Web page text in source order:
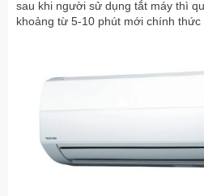
sau khi người sử dụng tắt máy thì
khoảng từ 5-10 phút mới chính thức